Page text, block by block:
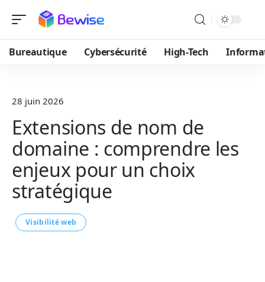
Bureautique Cybersécurité High-Tech
28 juin 2026
Extensions de nom de
domaine : comprendre les
enjeux pour un choix
stratégique
Visibilité web